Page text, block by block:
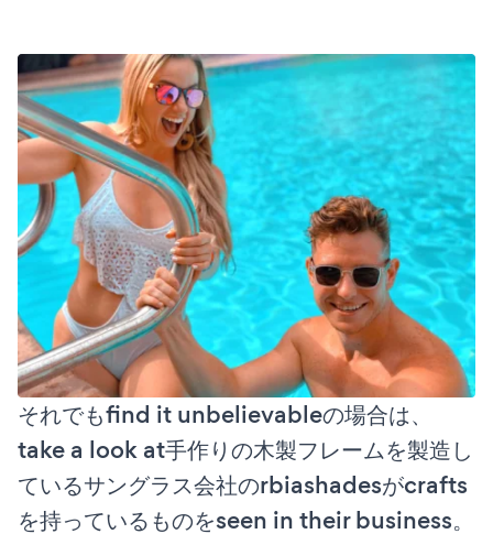
それでもfind it unbelievableの場合は、
take a look at手作りの木製フレームを製造し
ているサングラス会社のrbiashadesがcrafts
を持っているものをseen in their business。